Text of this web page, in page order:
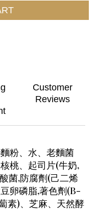
Customer
Reviews
粉、水、老麵菌
桃、起司片(牛奶,
菌,防腐劑(己二烯
卵磷脂,著色劑(B-
素)、芝麻、天然酵